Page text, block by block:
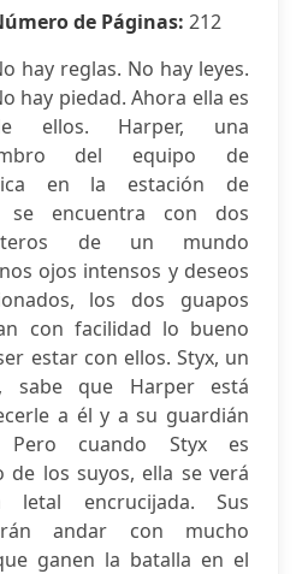
de Páginas: 212
hay reglas. No hay leyes.
hay piedad. Ahora ella es
ellos. Harper, una
del equipo de
en la estación de
se encuentra con dos
de un mundo
ojos intensos y deseos
los dos guapos
con facilidad lo bueno
estar con ellos. Styx, un
sabe que Harper está
a él y a su guardián
cuando Styx es
los suyos, ella se verá
encrucijada. Sus
andar con mucho
ganen la batalla en el